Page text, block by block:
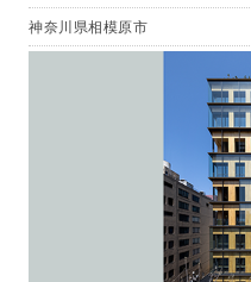
神奈川県相模原市